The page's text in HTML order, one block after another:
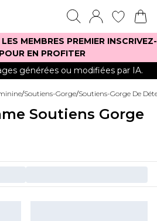
MEMBRES PREMIER INSCRIVEZ-
EN PROFITER
générées ou modifiées par IA.
/Soutiens-Gorge/Soutiens-Gorge De
Soutiens Gorge